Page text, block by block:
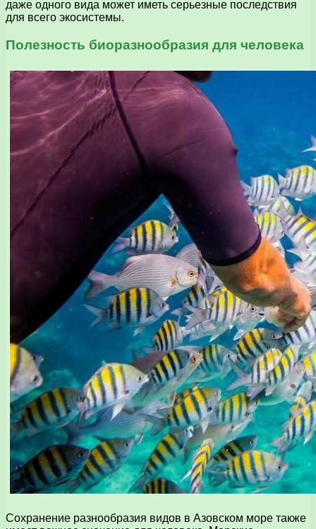
даже одного вида может иметь серьезные последствия
для всего экосистемы.
Полезность биоразнообразия для человека
Сохранение разнообразия видов в Азовском море также